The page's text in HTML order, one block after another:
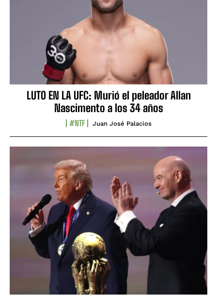
LUTO EN LA UFC: Murió el peleador Allan
Nascimento a los 34 años
#NTF Juan José Palacios